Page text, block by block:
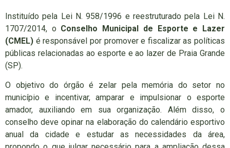
Instituído pela Lei N. 958/1996 e reestruturado pela Lei N.
1707/2014, o Conselho Municipal de Esporte e Lazer
(CMEL) é responsável por promover e fiscalizar as políticas
públicas relacionadas ao esporte e ao lazer de Praia Grande
(SP).
O objetivo do órgão é zelar pela memória do setor no
município e incentivar, amparar e impulsionar o esporte
amador, auxiliando em sua organização. Além disso, o
conselho deve opinar na elaboração do calendário esportivo
anual da cidade e estudar as necessidades da área,